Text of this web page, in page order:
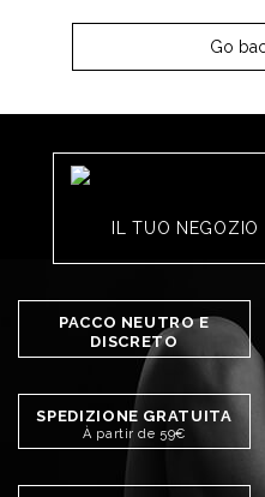
Go
IL TUO NEGOZIO
PACCO NEUTRO E
DISCRETO
SPEDIZIONE GRATUITA
À partir de 59€